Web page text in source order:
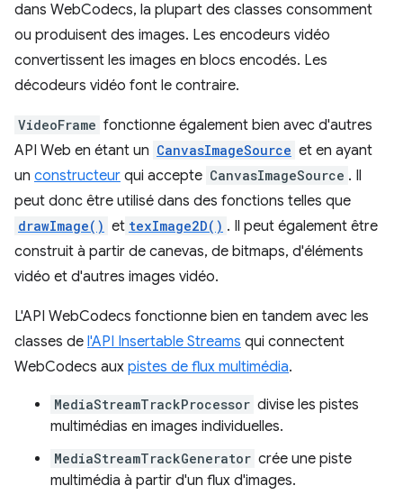
dans WebCodecs, la plupart des classes consomment
ou produisent des images. Les encodeurs vidéo
convertissent les images en blocs encodés. Les
décodeurs vidéo font le contraire.
VideoFrame fonctionne également bien avec d'autres
API Web en étant un CanvasImageSource et en ayant
un constructeur qui accepte CanvasImageSource . Il
peut donc être utilisé dans des fonctions telles que
drawImage() et texImage2D() . Il peut également être
construit à partir de canevas, de bitmaps, d'éléments
vidéo et d'autres images vidéo.
L'API WebCodecs fonctionne bien en tandem avec les
classes de l'API Insertable Streams qui connectent
WebCodecs aux pistes de flux multimédia.
MediaStreamTrackProcessor divise les pistes
multimédias en images individuelles.
MediaStreamTrackGenerator crée une piste
multimédia à partir d'un flux d'images.